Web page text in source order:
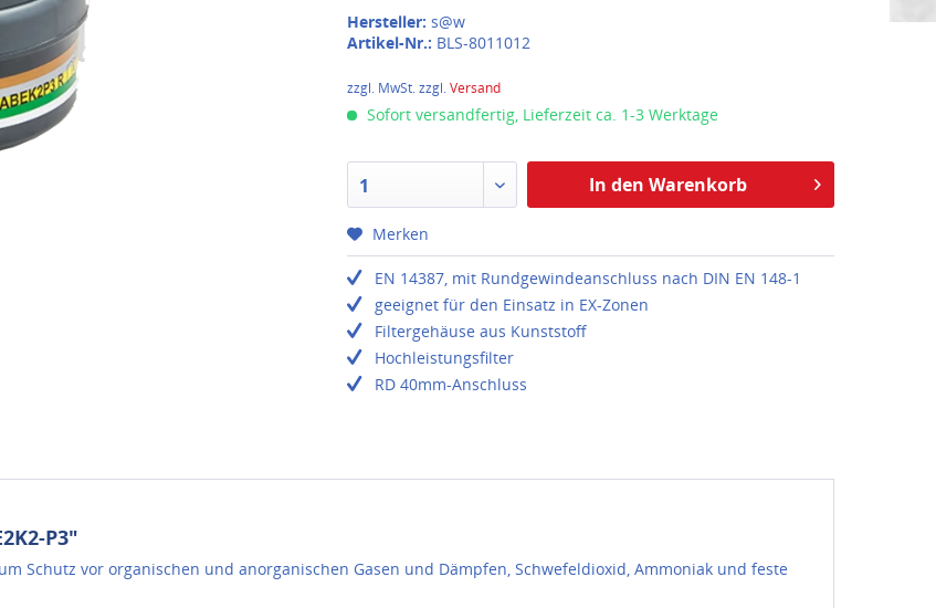
Hersteller: s@w
Artikel-Nr.: BLS-8011012
zzgl. MwSt. zzgl.Versand
Sofort versandfertig, Lieferzeit ca. 1-3 Werktage
1 In den Warenkorb
Merken
EN 14387, mit Rundgewindeanschluss nach DIN EN 148-1
geeignet für den Einsatz in EX-Zonen
Filtergehäuse aus Kunststoff
Hochleistungsfilter
RD 40mm-Anschluss
P3"
Schutz vor organischen und anorganischen Gasen und Dämpfen, Schwefeldioxid, Ammoniak und feste